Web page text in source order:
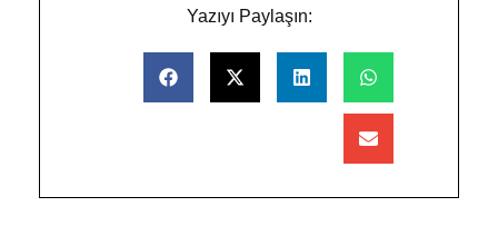
Yazıyı Paylaşın: